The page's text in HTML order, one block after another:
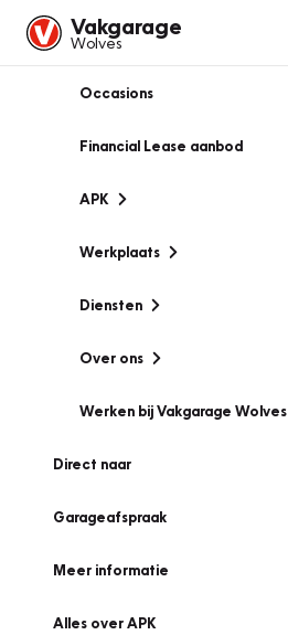
Vakgarage
Wolves
Occasions
Financial Lease aanbod
APK
Werkplaats
Diensten
Over ons
Werken bij Vakgarage Wolves
Direct naar
Garageafspraak
Meer informatie
Alles over APK